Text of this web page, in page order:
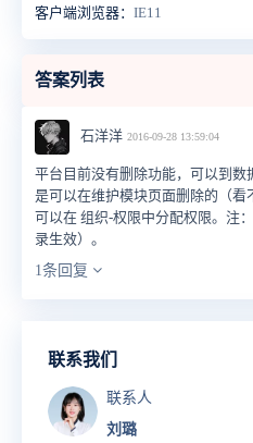
客户端浏览器： IE11
答案列表
石洋洋 2016-09-28 13:59:04
平台目前没有删除功能，可以到数
是可以在维护模块页面删除的（看
可以在 组织-权限中分配权限。注
录生效）。
1条回复
联系我们
联系人
刘璐